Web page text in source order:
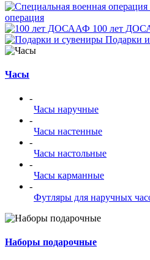
операция
100 лет
Подарки
Часы
-
Часы наручные
-
Часы настенные
-
Часы настольные
-
Часы карманные
-
Футляры для наручных
Наборы подарочные